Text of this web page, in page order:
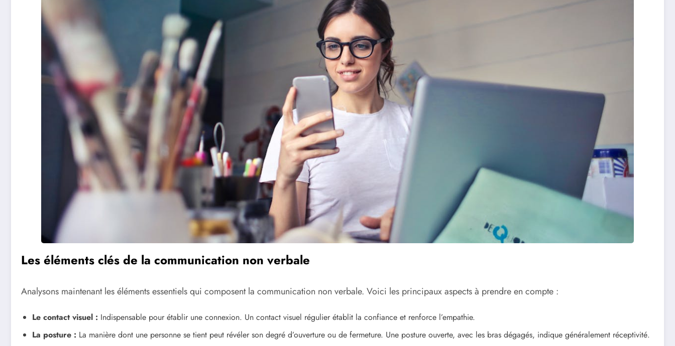
Les éléments clés de la communication non verbale
Analysons maintenant les éléments essentiels qui composent la communication non verbale. Voici les principaux aspects à prendre en compte :
Le contact visuel : Indispensable pour établir une connexion. Un contact visuel régulier établit la confiance et renforce l’empathie.
La posture : La manière dont une personne se tient peut révéler son degré d’ouverture ou de fermeture. Une posture ouverte, avec les bras dégagés, indique généralement réceptivité.